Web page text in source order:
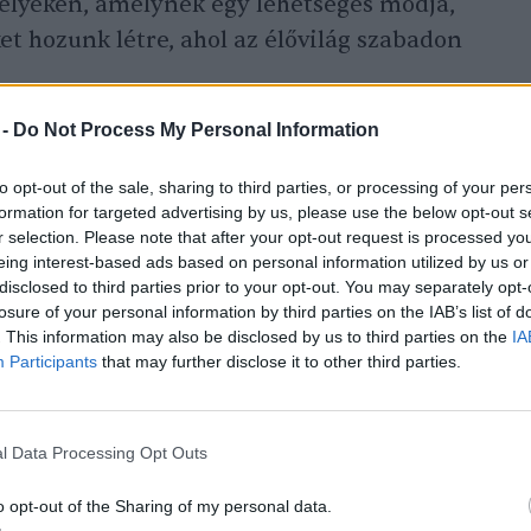
Do Not Process My Personal Information
opt-out of the sale, sharing to third parties, or processing of your
for targeted advertising by us, please use the below opt-out
selection. Please note that after your opt-out request is processed
interest-based ads based on personal information utilized by us
to third parties prior to your opt-out. You may separately
of your personal information by third parties on the IAB’s list of
This information may also be disclosed by us to third parties on the
Participants that may further disclose it to other third parties.
Data Processing Opt Outs
opt-out of the Sharing of my personal data.
hozunk létre, ahol az élővilág szabadon
elfogyhat a termőföld az egész
is megtalálja a
tájban, hiszen a